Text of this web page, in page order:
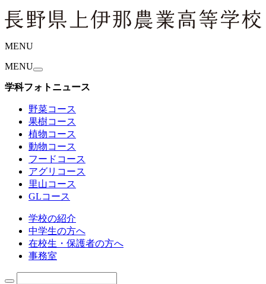
MENU
MENU
学科フォトニュース
野菜コース
果樹コース
植物コース
動物コース
フードコース
アグリコース
里山コース
GLコース
学校の紹介
中学生の方へ
在校生・保護者の方へ
事務室